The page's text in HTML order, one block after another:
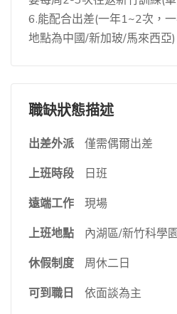
6.能配合出差(一年1~2次，
地點為中國/新加玻/馬來西亞)
職缺狀態描述
出差外派
僅需偶爾出差
上班時段
日班
遠端工作
現場
上班地點
內湖區/新竹科學
休假制度
周休二日
可到職日
依面談為主